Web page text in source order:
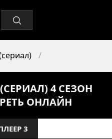
4 СЕЗОН
ОНЛАЙН
3